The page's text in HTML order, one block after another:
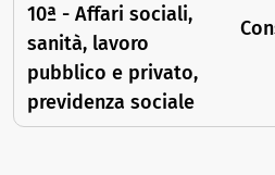
10ª - Affari sociali,
sanità, lavoro
pubblico e privato,
previdenza sociale